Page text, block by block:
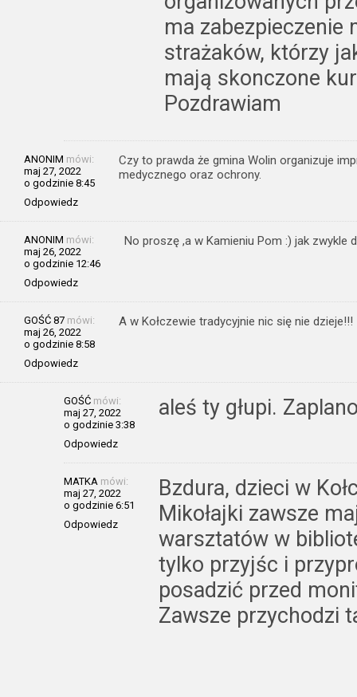
ma zabezpieczenie
strażaków, którzy
mają skonczone
Pozdrawiam
ANONIM mówi:
maj 27, 2022
o godzinie 8:45
Odpowiedz
Czy to prawda że gmina Wolin organizuje
medycznego oraz ochrony.
ANONIM mówi:
maj 26, 2022
o godzinie 12:46
Odpowiedz
No proszę ,a w Kamieniu Pom :) jak zwykle
GOŚĆ 87 mówi:
maj 26, 2022
o godzinie 8:58
Odpowiedz
A w Kołczewie tradycyjnie nic się nie dzieje!!!
GOŚĆ mówi:
maj 27, 2022
o godzinie 3:38
Odpowiedz
aleś ty głupi.
MATKA mówi:
maj 27, 2022
o godzinie 6:51
Odpowiedz
Bzdura, dzieci w
Mikołajki zawsze
warsztatów w
tylko przyjśc i
posadzić przed
Zawsze przychodzi